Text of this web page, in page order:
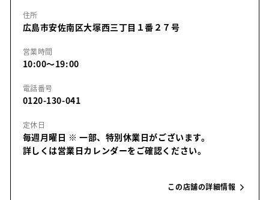
住所
広島市安佐南区大塚西三丁目１番２７号
営業時間
10:00～19:00
電話番号
0120-130-041
定休日
毎週月曜日 ※ 一部、特別休業日がございます。
詳しくは営業日カレンダーをご確認ください。
この店舗の詳細情報